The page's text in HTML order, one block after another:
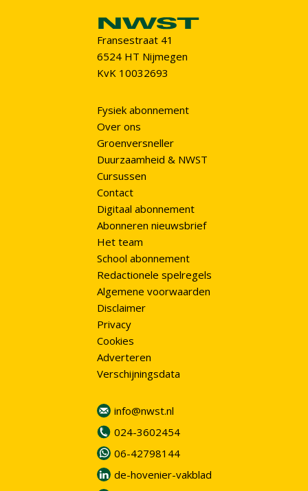
Fransestraat 41
6524 HT Nijmegen
KvK 10032693
Fysiek abonnement
Over ons
Groenversneller
Duurzaamheid & NWST
Cursussen
Contact
Digitaal abonnement
Abonneren nieuwsbrief
Het team
School abonnement
Redactionele spelregels
Algemene voorwaarden
Disclaimer
Privacy
Cookies
Adverteren
Verschijningsdata
info@nwst.nl
024-3602454
06-42798144
de-hovenier-vakblad